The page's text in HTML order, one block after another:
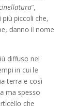
”,
piccoli che,
danno il nome
diffuso nel
in cui le
terra e così
ma spesso
che